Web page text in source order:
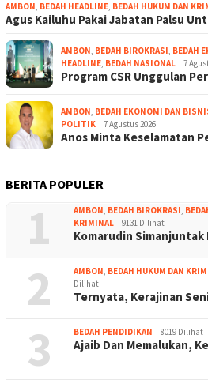
AMBON, BEDAH HEADLINE, BEDAH HUKUM DAN
Agus Kailuhu Pakai Jabatan Palsu
AMBON, BEDAH BIROKRASI, BEDAH
HEADLINE, BEDAH NASIONAL 7
Program CSR Unggulan
AMBON, BEDAH EKONOMI DAN
POLITIK
7 Agustus 2026
Anos Minta Keselamatan
BERITA POPULER
1 AMBON, BEDAH BIROKRASI,
KRIMINAL
9131 Dilihat
Komarudin
2 AMBON, BEDAH HUKUM DAN
Dilihat
Ternyata, Kerajinan
3 BEDAH PENDIDIKAN 8019 Dilihat
Ajaib Dan Memalukan,